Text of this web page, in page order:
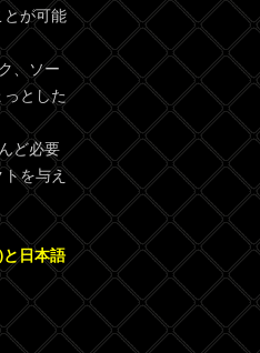
が可能
、ソー
とした
ど必要
を与え
日本語